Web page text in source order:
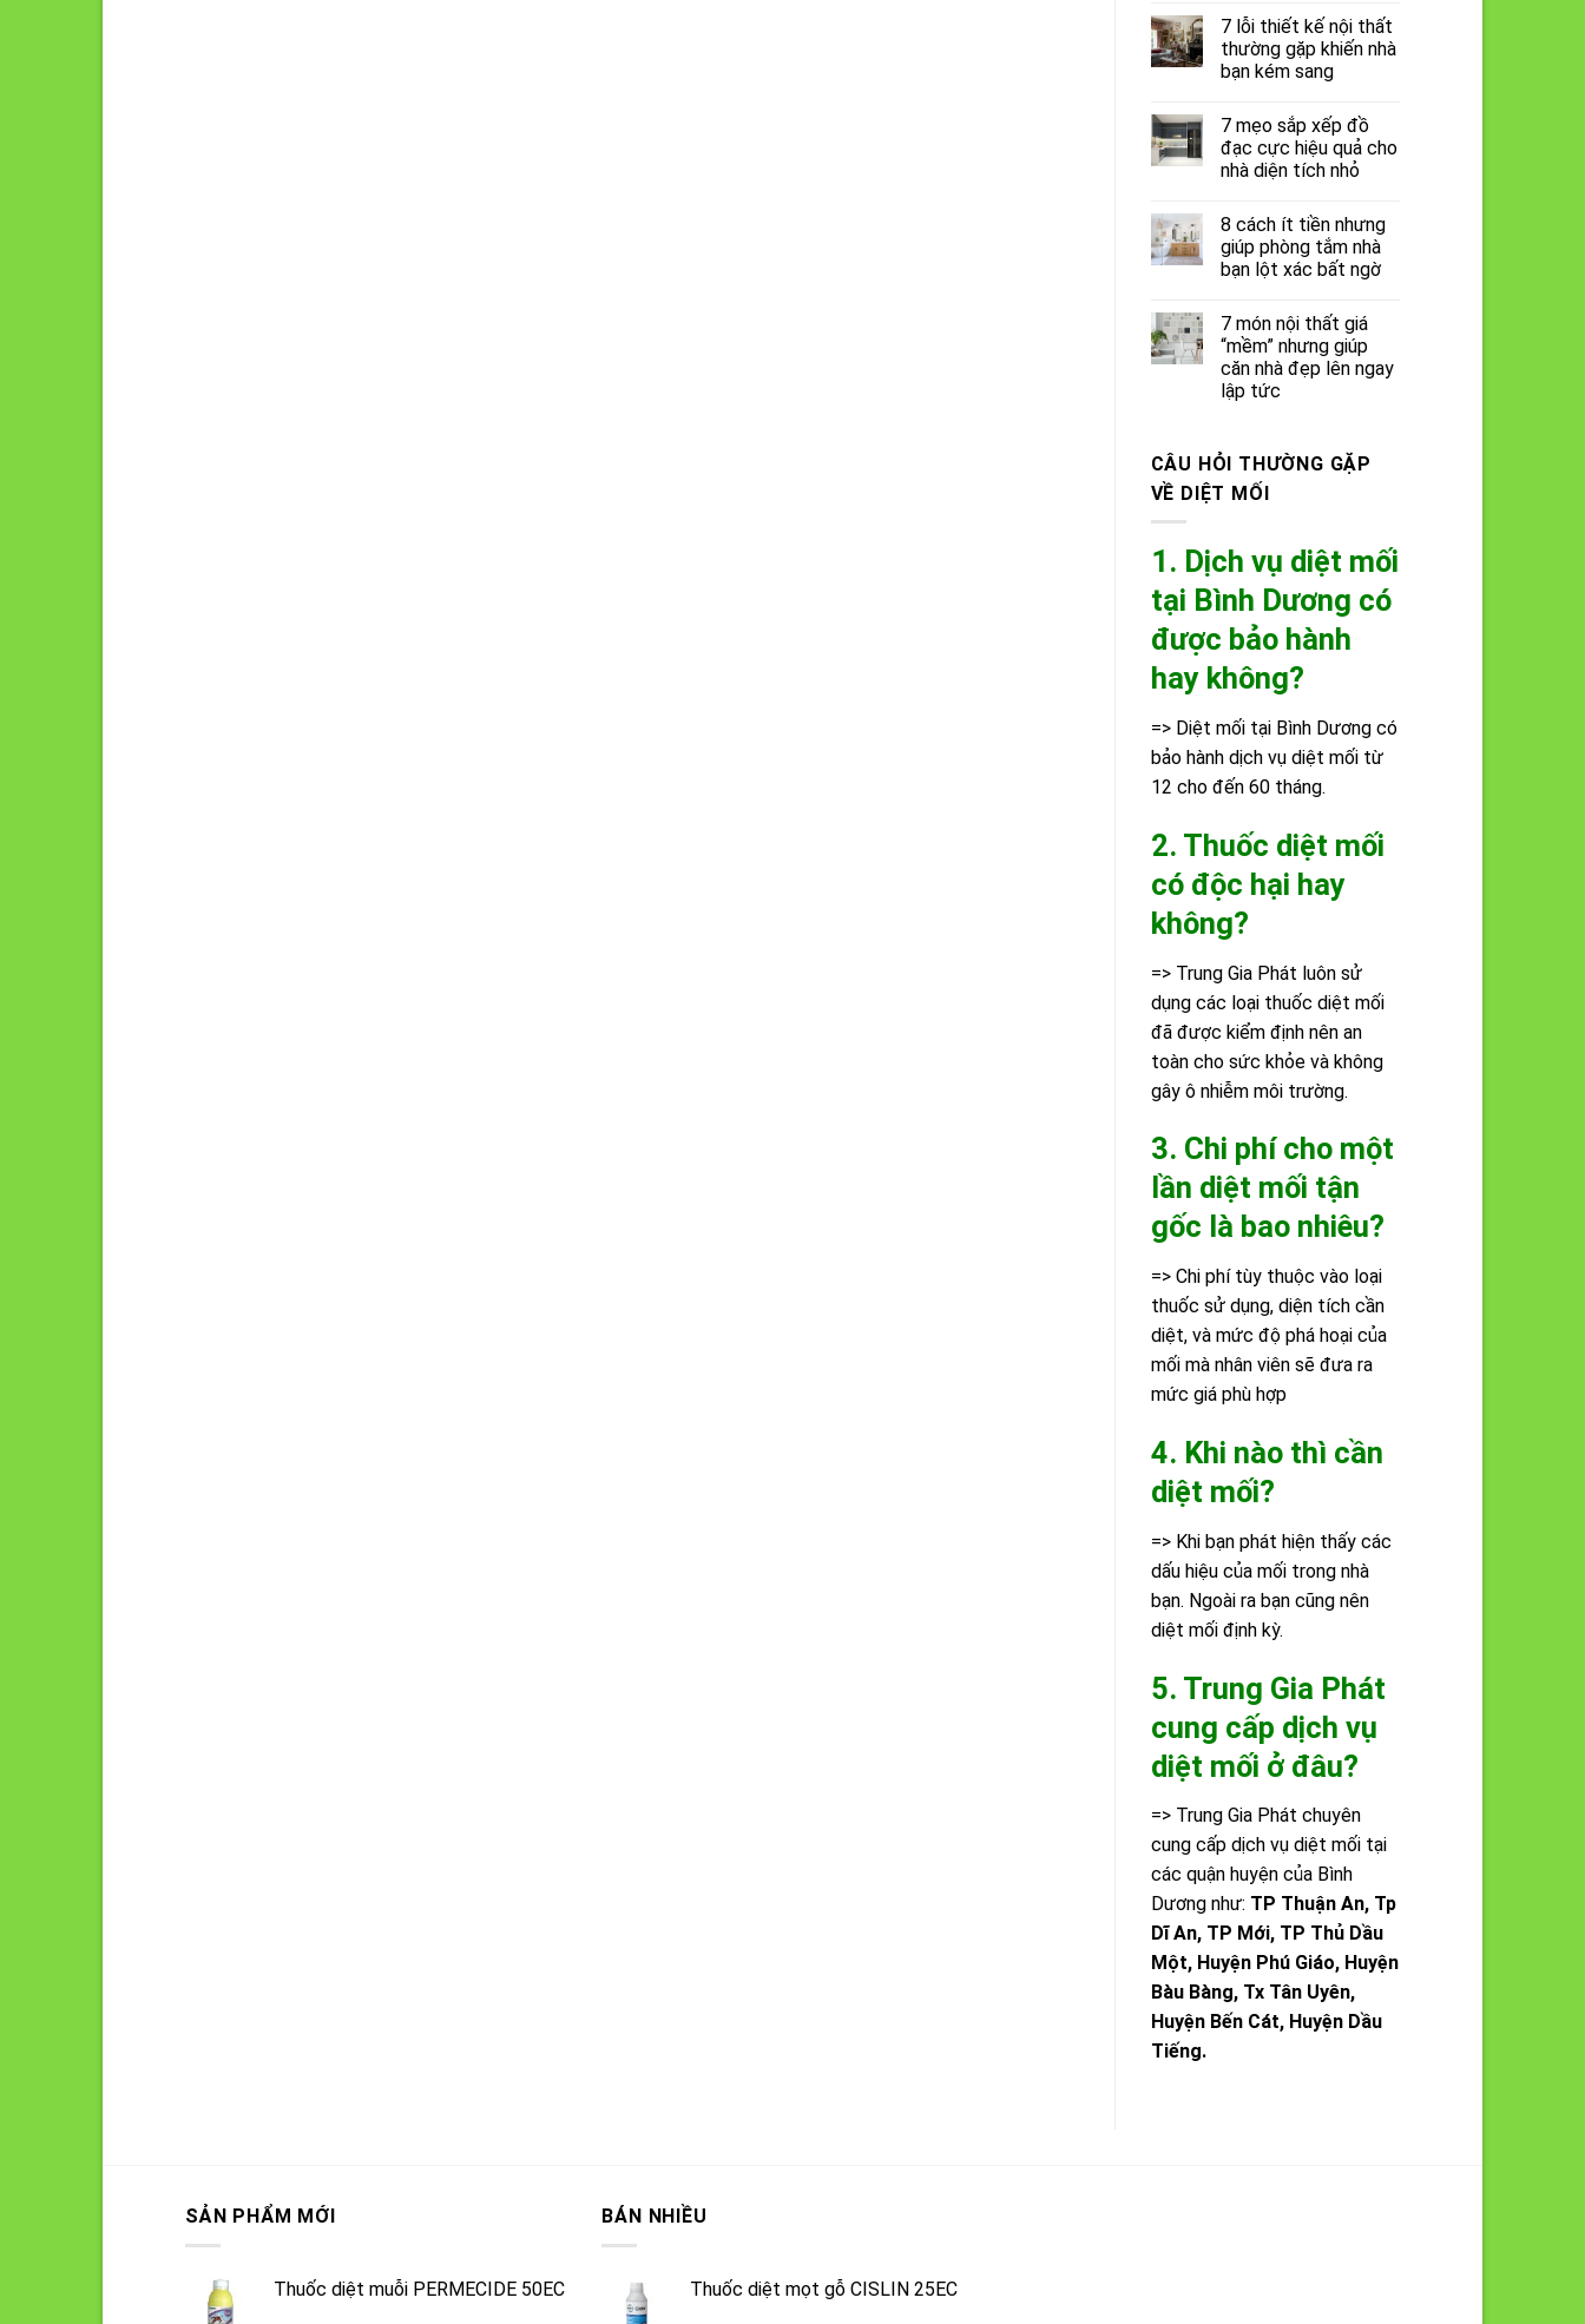
7 lỗi thiết kế nội thất
thường gặp khiến nhà
bạn kém sang
7 mẹo sắp xếp đồ
đạc cực hiệu quả cho
nhà diện tích nhỏ
8 cách ít tiền nhưng
giúp phòng tắm nhà
bạn lột xác bất ngờ
7 món nội thất giá
“mềm” nhưng giúp
căn nhà đẹp lên ngay
lập tức
CÂU HỎI THƯỜNG GẶP
VỀ DIỆT MỐI
1. Dịch vụ diệt mối
tại Bình Dương có
được bảo hành
hay không?
=> Diệt mối tại Bình Dương có
bảo hành dịch vụ diệt mối từ
12 cho đến 60 tháng.
2. Thuốc diệt mối
có độc hại hay
không?
=> Trung Gia Phát luôn sử
dụng các loại thuốc diệt mối
đã được kiểm định nên an
toàn cho sức khỏe và không
gây ô nhiễm môi trường.
3. Chi phí cho một
lần diệt mối tận
gốc là bao nhiêu?
=> Chi phí tùy thuộc vào loại
thuốc sử dụng, diện tích cần
diệt, và mức độ phá hoại của
mối mà nhân viên sẽ đưa ra
mức giá phù hợp
4. Khi nào thì cần
diệt mối?
=> Khi bạn phát hiện thấy các
dấu hiệu của mối trong nhà
bạn. Ngoài ra bạn cũng nên
diệt mối định kỳ.
5. Trung Gia Phát
cung cấp dịch vụ
diệt mối ở đâu?
=> Trung Gia Phát chuyên
cung cấp dịch vụ diệt mối tại
các quận huyện của Bình
Dương như: TP Thuận An, Tp
Dĩ An, TP Mới, TP Thủ Dầu
Một, Huyện Phú Giáo, Huyện
Bàu Bàng, Tx Tân Uyên,
Huyện Bến Cát, Huyện Dầu
Tiếng.
SẢN PHẨM MỚI
Thuốc diệt muỗi PERMECIDE 50EC
BÁN NHIỀU
Thuốc diệt mọt gỗ CISLIN 25EC